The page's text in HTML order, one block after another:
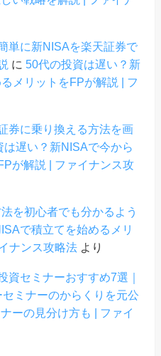
単に新NISAを楽天証券で
に 50代の投資は遅い？新
メリットをFPが解説 | フ
券に乗り換える方法を画
は遅い？新NISAで今から
が解説 | ファイナンス攻
を初心者でも分かるよう
で積立てを始めるメリ
ナンス攻略法より
資セミナーおすすめ7選｜
ミナーのからくりを元公
ーの見分け方も | ファイ